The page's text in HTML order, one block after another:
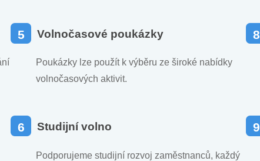
5 Volnočasové poukázky
Poukázky lze použít k výběru ze široké nabídky
volnočasových aktivit.
6 Studijní volno
Podporujeme studijní rozvoj zaměstnanců, každý
8
9